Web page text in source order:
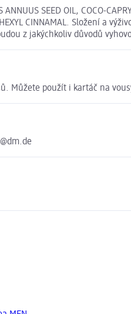
SEED OIL, COCO-
HEXYL CINNAMAL.
z jakýchkoliv důvodů
Můžete použít i kartáč na